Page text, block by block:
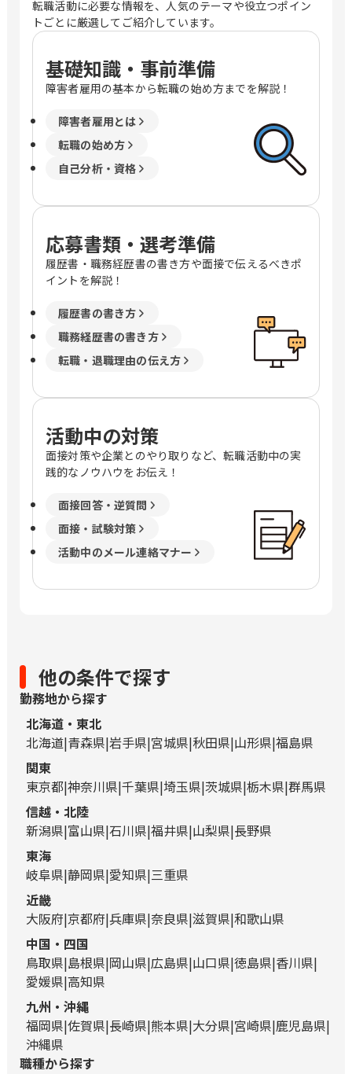
転職活動に必要な情報を、人気のテーマや役立つポイン
トごとに厳選してご紹介しています。
基礎知識・事前準備
障害者雇用の基本から転職の始め方までを解説！
障害者雇用とは
転職の始め方
自己分析・資格
応募書類・選考準備
履歴書・職務経歴書の書き方や面接で伝えるべきポ
イントを解説！
履歴書の書き方
職務経歴書の書き方
転職・退職理由の伝え方
活動中の対策
面接対策や企業とのやり取りなど、転職活動中の実
践的なノウハウをお伝え！
面接回答・逆質問
面接・試験対策
活動中のメール連絡マナー
他の条件で探す
勤務地から探す
北海道・東北
北海道 青森県 岩手県 宮城県 秋田県 山形県 福島県
関東
東京都 神奈川県 千葉県 埼玉県 茨城県 栃木県 群馬県
信越・北陸
新潟県 富山県 石川県 福井県 山梨県 長野県
東海
岐阜県 静岡県 愛知県 三重県
近畿
大阪府 京都府 兵庫県 奈良県 滋賀県 和歌山県
中国・四国
鳥取県 島根県 岡山県 広島県 山口県 徳島県 香川県
愛媛県 高知県
九州・沖縄
福岡県 佐賀県 長崎県 熊本県 大分県 宮崎県 鹿児島県
沖縄県
職種から探す